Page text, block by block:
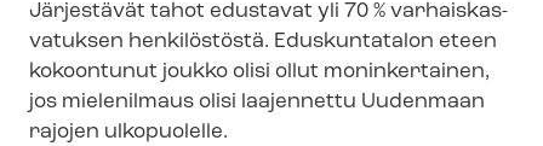
Järjestävät tahot edustavat yli 70 % var­hais­kas­
va­tuk­sen henkilöstöstä. Eduskuntatalon eteen
kokoontunut joukko olisi ollut moninkertainen,
jos mielenilmaus olisi laajennettu Uudenmaan
rajojen ulkopuolelle.